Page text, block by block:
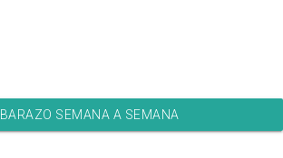
SEMANA A SEMANA